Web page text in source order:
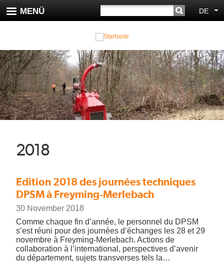
zum
Inhalt
MENÜ DE
SUCHE
2018
Edition 2018 des journées techniques
DPSM à Freyming-Merlebach
30 November 2018
Comme chaque fin d’année, le personnel du DPSM
s’est réuni pour des journées d’échanges les 28 et 29
novembre à Freyming-Merlebach. Actions de
collaboration à l’international, perspectives d’avenir
du département, sujets transverses tels la…